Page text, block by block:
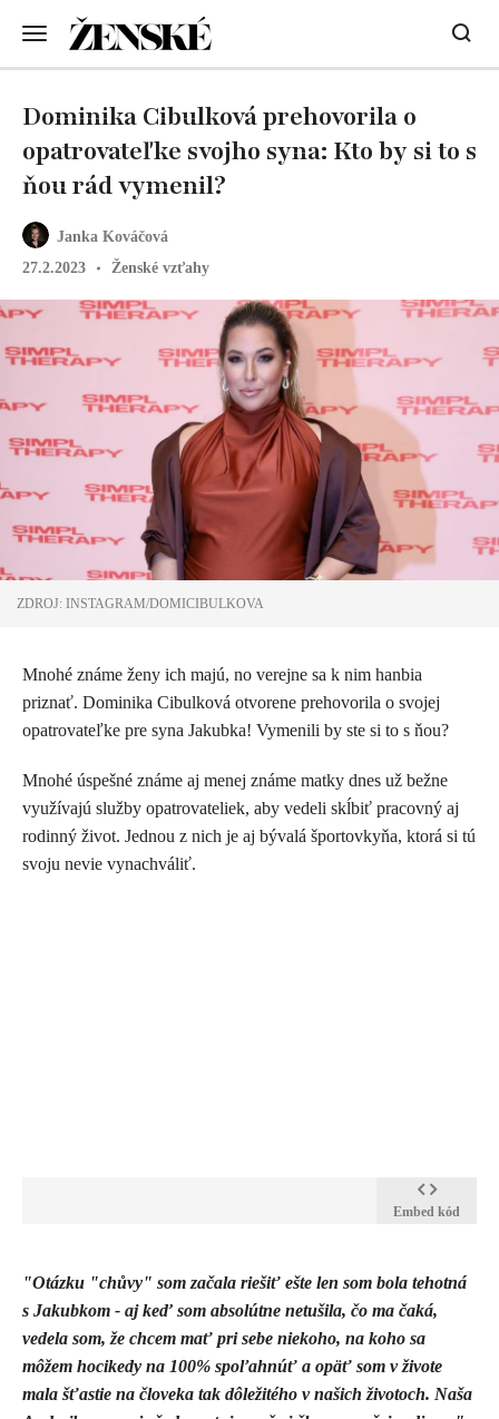
Janka Kováčová
27.2.2023
Ženské vzťahy
Dominika Cibulková prehovorila o
opatrovateľke svojho syna: Kto by si to s
ňou rád vymenil?
ZDROJ: INSTAGRAM/DOMICIBULKOVA
Mnohé známe ženy ich majú, no verejne sa k nim hanbia
priznať. Dominika Cibulková otvorene prehovorila o svojej
opatrovateľke pre syna Jakubka! Vymenili by ste si to s ňou?
Mnohé úspešné známe aj menej známe matky dnes už bežne
využívajú služby opatrovateliek, aby vedeli skĺbiť pracovný aj
rodinný život. Jednou z nich je aj bývalá športovkyňa, ktorá si tú
svoju nevie vynachváliť.
Embed kód
​"Otázku "chůvy" som začala riešiť ešte len som bola tehotná
s Jakubkom - aj keď som absolútne netušila, čo ma čaká,
vedela som, že chcem mať pri sebe niekoho, na koho sa
môžem hocikedy na 100% spoľahnúť a opäť som v živote
mala šťastie na človeka tak dôležitého v našich životoch. Naša